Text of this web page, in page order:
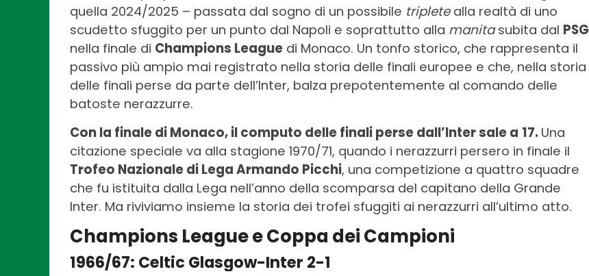
quella 2024/2025 – passata dal sogno di un possibile tripletealla realtà di uno
scudetto sfuggito per un punto dal Napoli e soprattutto alla manitasubita dal PSG
nella finale di Champions League di Monaco. Un tonfo storico, che rappresenta il
passivo più ampio mai registrato nella storia delle finali europee e che, nella storia
delle finali perse da parte dell’Inter, balza prepotentemente al comando delle
batoste nerazzurre.
Con la finale di Monaco, il computo delle finali perse dall’Inter sale a 17. Una
citazione speciale va alla stagione 1970/71, quando i nerazzurri persero in finale il
Trofeo Nazionale di Lega Armando Picchi, una competizione a quattro squadre
che fu istituita dalla Lega nell’anno della scomparsa del capitano della Grande
Inter. Ma riviviamo insieme la storia dei trofei sfuggiti ai nerazzurri all’ultimo atto.
Champions League e Coppa dei Campioni
1966/67: Celtic Glasgow-Inter 2-1